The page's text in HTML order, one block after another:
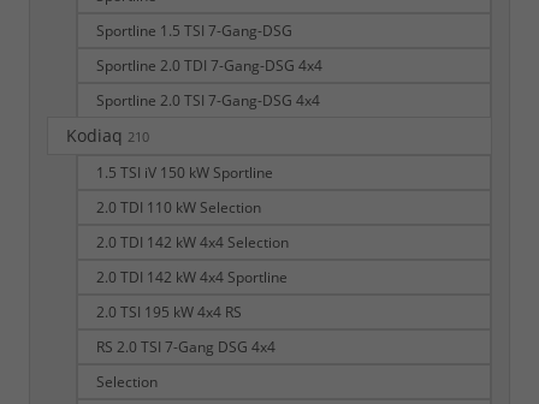
Sportline 1.5 TSI 7-Gang-DSG
Sportline 2.0 TDI 7-Gang-DSG 4x4
Sportline 2.0 TSI 7-Gang-DSG 4x4
Kodiaq 210
1.5 TSI iV 150 kW Sportline
2.0 TDI 110 kW Selection
2.0 TDI 142 kW 4x4 Selection
2.0 TDI 142 kW 4x4 Sportline
2.0 TSI 195 kW 4x4 RS
RS 2.0 TSI 7-Gang DSG 4x4
Selection